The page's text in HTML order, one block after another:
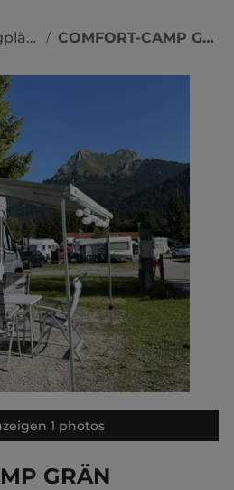
Campingplätze / COMFORT-CAMP GRÄN
1 photos
GRÄN